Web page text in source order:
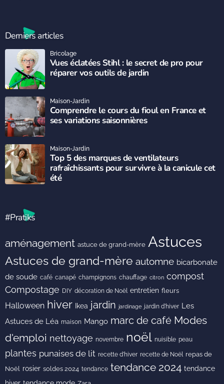
Derniers articles
Vues éclatées Stihl : le secret de pro pour
réparer vos outils de jardin
Bricolage
Comprendre le cours du fioul en France et
ses variations saisonnières
Maison-Jardin
Top 5 des marques de ventilateurs
rafraîchissants pour survivre à la canicule cet
été
Maison-Jardin
#Pratiks
aménagement astuce de grand-mère Astuces
Astuces de grand-mère automne bicarbonate
de soude café canapé champignons chauffage citron compost
Compostage DIY décoration de Noël entretien fleurs
Halloween hiver Ikea jardin jardinage jardin d'hiver Les
Astuces de Léa maison Mango marc de café Modes
d'emploi nettoyage novembre noël nuisible peau
plantes punaises de lit recette d'hiver recette de Noël repas de
Noël rosier soldes 2024 tendance tendance 2024 tendance